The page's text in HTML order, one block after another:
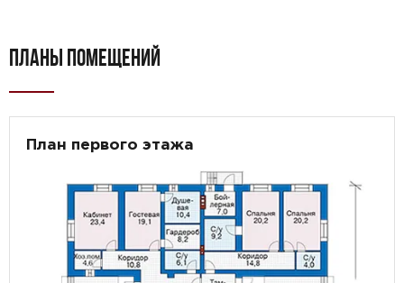
ПЛАНЫ ПОМЕЩЕНИЙ
План первого этажа